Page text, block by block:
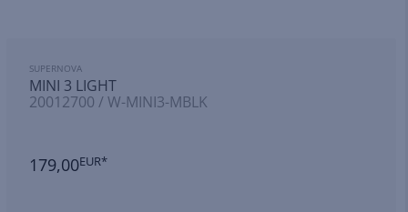
SUPERNOVA
MINI 3 LIGHT
20012700 / W-MINI3-MBLK
179,00EUR*